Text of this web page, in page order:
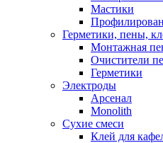
Мастики
Герметики, пены,
Монтажная
Очистители
Герметики
Электроды
Арсенал
Monolith
Сухие смеси
Клей для